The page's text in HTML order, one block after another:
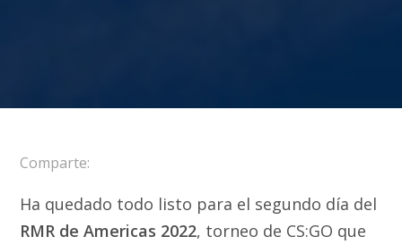
Comparte:
Ha quedado todo listo para el segundo día del
RMR de Americas 2022, torneo de CS:GO que